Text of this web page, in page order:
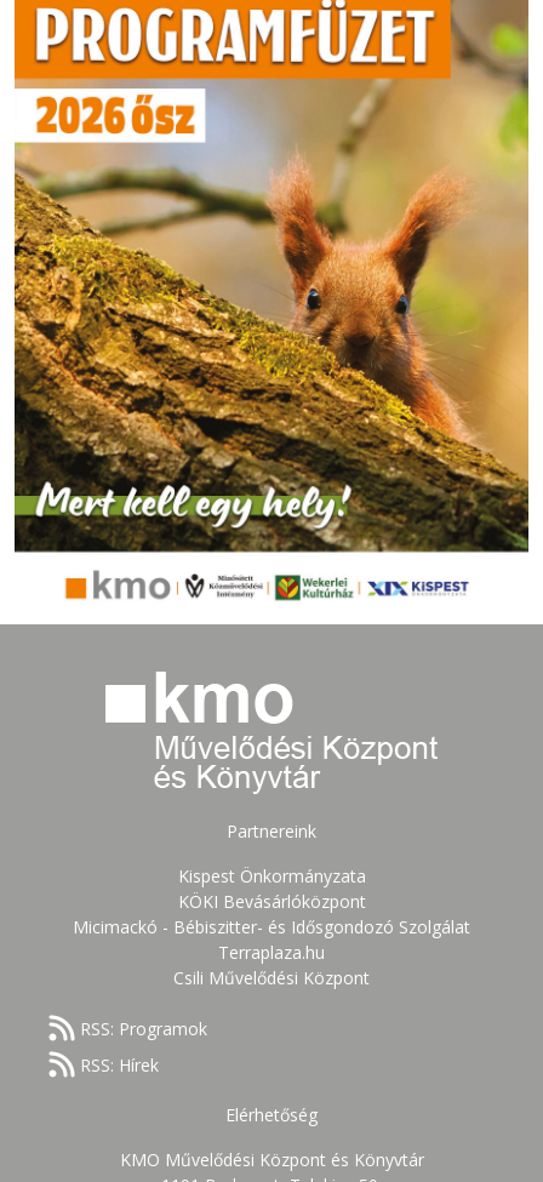
Partnereink
Kispest Önkormányzata
KÖKI Bevásárlóközpont
Micimackó - Bébiszitter- és Idősgondozó Szolgálat
Terraplaza.hu
Csili Művelődési Központ
RSS: Programok
RSS: Hírek
Elérhetőség
KMO Művelődési Központ és Könyvtár